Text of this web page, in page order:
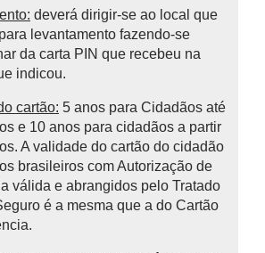
deverá dirigir-se ao local que
levantamento fazendo-se
da carta PIN que recebeu na
indicou.
cartão: 5 anos para Cidadãos até
e 10 anos para cidadãos a partir
A validade do cartão do cidadão
brasileiros com Autorização de
válida e abrangidos pelo Tratado
é a mesma que a do Cartão